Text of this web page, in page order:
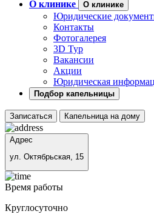
О клинике
О клинике
Юридические
Контакты
Фотогалерея
3D Тур
Вакансии
Акции
Юридическая
Подбор капельницы
Записаться Капельница на дому
Адрес
ул. Октябрьская, 15
Время работы
Круглосуточно